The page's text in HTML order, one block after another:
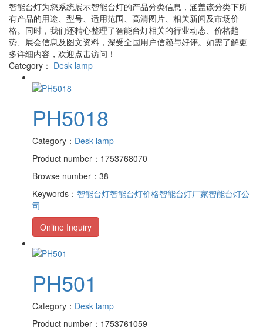
智能台灯为您系统展示智能台灯的产品分类信息，涵盖该分类下所
有产品的用途、型号、适用范围、高清图片、相关新闻及市场价
格。同时，我们还精心整理了智能台灯相关的行业动态、价格趋
势、展会信息及图文资料，深受全国用户信赖与好评。如需了解更
多详细内容，欢迎点击访问！
Category： Desk lamp
PH5018
Category： Desk lamp
Product number：1753768070
Browse number：38
Keywords： 智能台灯智能台灯价格智能台灯厂家智能台灯公
司
Online Inquiry
PH501
Category： Desk lamp
Product number：1753761059